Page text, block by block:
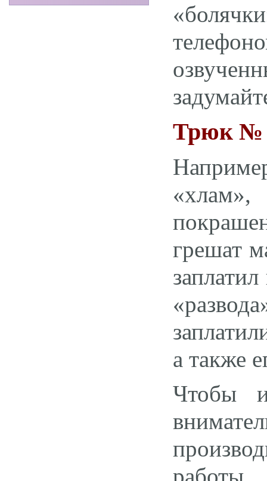
Трюк №
грешат
а также
Чтобы